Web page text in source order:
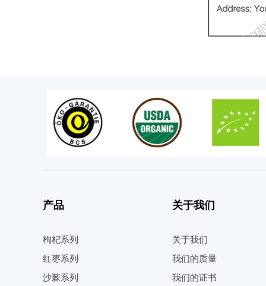
产品
枸杞系列
红枣系列
沙棘系列
关于我们
关于我们
我们的质量
我们的证书